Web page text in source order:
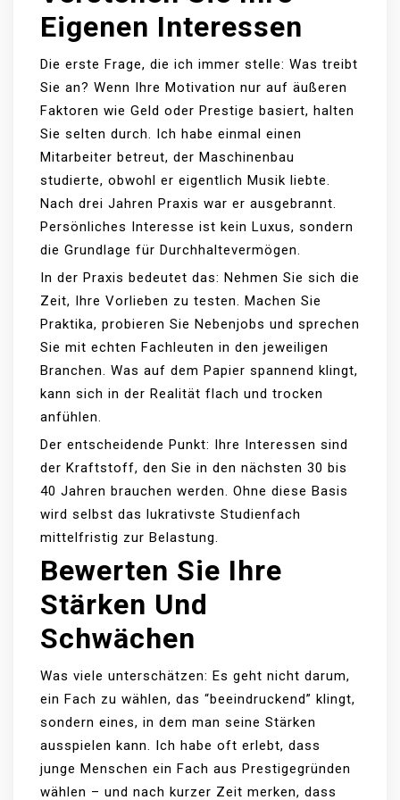
Eigenen Interessen
Die erste Frage, die ich immer stelle: Was treibt
Sie an? Wenn Ihre Motivation nur auf äußeren
Faktoren wie Geld oder Prestige basiert, halten
Sie selten durch. Ich habe einmal einen
Mitarbeiter betreut, der Maschinenbau
studierte, obwohl er eigentlich Musik liebte.
Nach drei Jahren Praxis war er ausgebrannt.
Persönliches Interesse ist kein Luxus, sondern
die Grundlage für Durchhaltevermögen.
In der Praxis bedeutet das: Nehmen Sie sich die
Zeit, Ihre Vorlieben zu testen. Machen Sie
Praktika, probieren Sie Nebenjobs und sprechen
Sie mit echten Fachleuten in den jeweiligen
Branchen. Was auf dem Papier spannend klingt,
kann sich in der Realität flach und trocken
anfühlen.
Der entscheidende Punkt: Ihre Interessen sind
der Kraftstoff, den Sie in den nächsten 30 bis
40 Jahren brauchen werden. Ohne diese Basis
wird selbst das lukrativste Studienfach
mittelfristig zur Belastung.
Bewerten Sie Ihre
Stärken Und
Schwächen
Was viele unterschätzen: Es geht nicht darum,
ein Fach zu wählen, das “beeindruckend” klingt,
sondern eines, in dem man seine Stärken
ausspielen kann. Ich habe oft erlebt, dass
junge Menschen ein Fach aus Prestigegründen
wählen – und nach kurzer Zeit merken, dass